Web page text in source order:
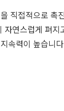
직접적으로 촉
연스럽게 펴지
속력이 높습니